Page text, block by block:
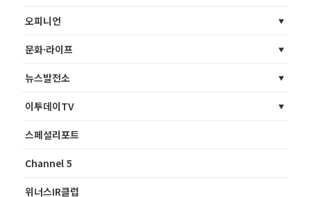
오피니언
문화·라이프
뉴스발전소
이투데이TV
스페셜리포트
Channel 5
위너스IR클럽